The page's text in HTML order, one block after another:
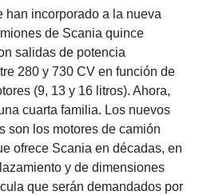
han incorporado a la nueva
de Scania quince
salidas de potencia
280 y 730 CV en función de
(9, 13 y 16 litros). Ahora,
cuarta familia. Los nuevos
son los motores de camión
ofrece Scania en décadas, en
y de dimensiones
que serán demandados por